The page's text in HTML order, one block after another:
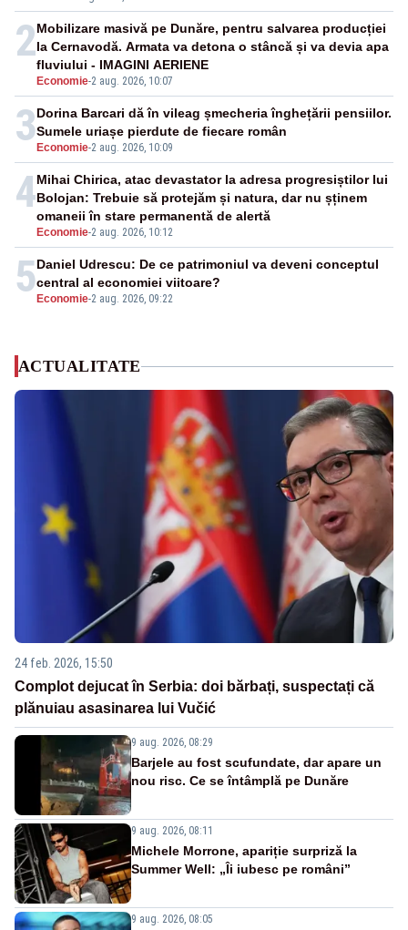
2
Economie-2 aug. 2026, 10:07
Mobilizare masivă pe Dunăre, pentru salvarea producției
la Cernavodă. Armata va detona o stâncă și va devia apa
fluviului - IMAGINI AERIENE
3 Economie-2 aug. 2026, 10:09
Dorina Barcari dă în vileag șmecheria înghețării pensiilor.
Sumele uriașe pierdute de fiecare român
4
Economie-2 aug. 2026, 10:12
Mihai Chirica, atac devastator la adresa progresiștilor lui
Bolojan: Trebuie să protejăm și natura, dar nu șținem
omaneii în stare permanentă de alertă
5 Economie-2 aug. 2026, 09:22
Daniel Udrescu: De ce patrimoniul va deveni conceptul
central al economiei viitoare?
ACTUALITATE
24 feb. 2026, 15:50
Complot dejucat în Serbia: doi bărbați, suspectați că
plănuiau asasinarea lui Vučić
9 aug. 2026, 08:29
Barjele au fost scufundate, dar apare un
nou risc. Ce se întâmplă pe Dunăre
9 aug. 2026, 08:11
Michele Morrone, apariție surpriză la
Summer Well: „Îi iubesc pe români”
9 aug. 2026, 08:05